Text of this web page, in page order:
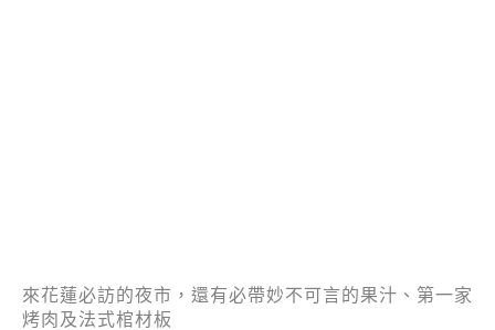
來花蓮必訪的夜市，還有必帶妙不可言的果汁、第一家
烤肉及法式棺材板